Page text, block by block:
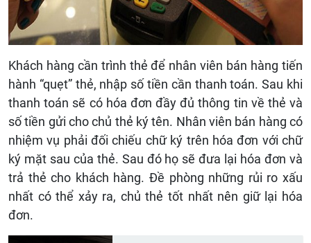
Khách hàng cần trình thẻ để nhân viên bán hàng tiến
hành “quẹt” thẻ, nhập số tiền cần thanh toán. Sau khi
thanh toán sẽ có hóa đơn đầy đủ thông tin về thẻ và
số tiền gửi cho chủ thẻ ký tên. Nhân viên bán hàng có
nhiệm vụ phải đối chiếu chữ ký trên hóa đơn với chữ
ký mặt sau của thẻ. Sau đó họ sẽ đưa lại hóa đơn và
trả thẻ cho khách hàng. Đề phòng những rủi ro xấu
nhất có thể xảy ra, chủ thẻ tốt nhất nên giữ lại hóa
đơn.